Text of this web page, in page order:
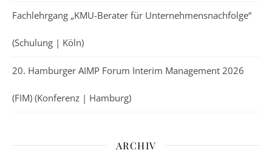
Fachlehrgang „KMU-Berater für Unternehmensnachfolge“
(Schulung | Köln)
20. Hamburger AIMP Forum Interim Management 2026
(FIM) (Konferenz | Hamburg)
ARCHIV